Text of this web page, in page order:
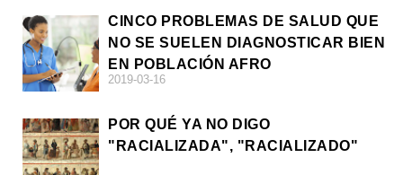
CINCO PROBLEMAS DE SALUD QUE
NO SE SUELEN DIAGNOSTICAR BIEN
EN POBLACIÓN AFRO
2019-03-16
POR QUÉ YA NO DIGO
"RACIALIZADA", "RACIALIZADO"